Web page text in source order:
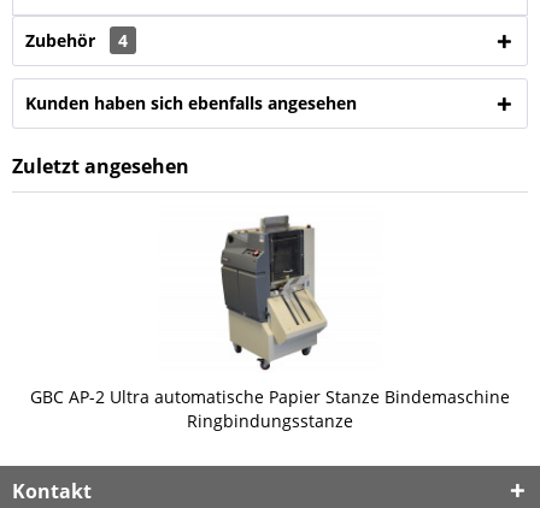
Zubehör 4
Kunden haben sich ebenfalls angesehen
Zuletzt angesehen
GBC AP-2 Ultra automatische Papier Stanze Bindemaschine
Ringbindungsstanze
Kontakt